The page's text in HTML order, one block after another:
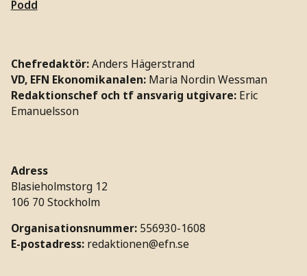
Podd
Chefredaktör:Anders Hägerstrand
VD, EFN Ekonomikanalen: Maria Nordin Wessman
Redaktionschef och tf ansvarig utgivare: Eric
Emanuelsson
Adress
Blasieholmstorg 12
106 70 Stockholm
Organisationsnummer: 556930-1608
E-postadress: redaktionen@efn.se